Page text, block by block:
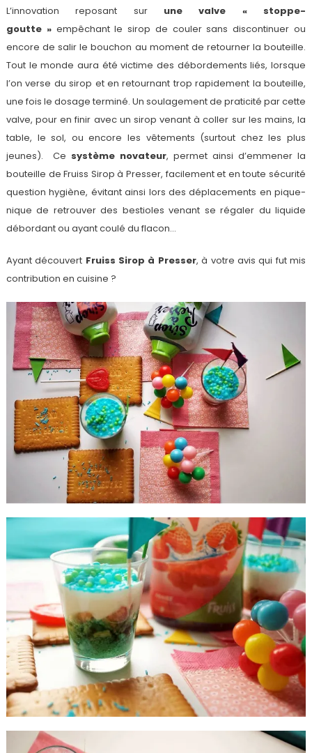
L’innovation reposant sur une valve « stoppe-
goutte »empêchant le sirop de couler sans discontinuer ou
encore de salir le bouchon au moment de retourner la bouteille.
Tout le monde aura été victime des débordements liés, lorsque
l’on verse du sirop et en retournant trop rapidement la bouteille,
une fois le dosage terminé. Un soulagement de praticité par cette
valve, pour en finir avec un sirop venant à coller sur les mains, la
table, le sol, ou encore les vêtements (surtout chez les plus
jeunes). Ce système novateur, permet ainsi d’emmener la
bouteille de Fruiss Sirop à Presser, facilement et en toute sécurité
question hygiène, évitant ainsi lors des déplacements en pique-
nique de retrouver des bestioles venant se régaler du liquide
débordant ou ayant coulé du flacon…
Ayant découvert Fruiss Sirop à Presser, à votre avis qui fut mis
contribution en cuisine ?